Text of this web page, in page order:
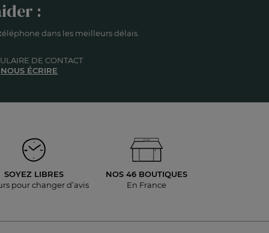
:
dans les meilleurs délais.
DE CONTACT
NOUS ÉCRIRE
SOYEZ LIBRES
pourchanger d’avis
NOS 46 BOUTIQUES
En France